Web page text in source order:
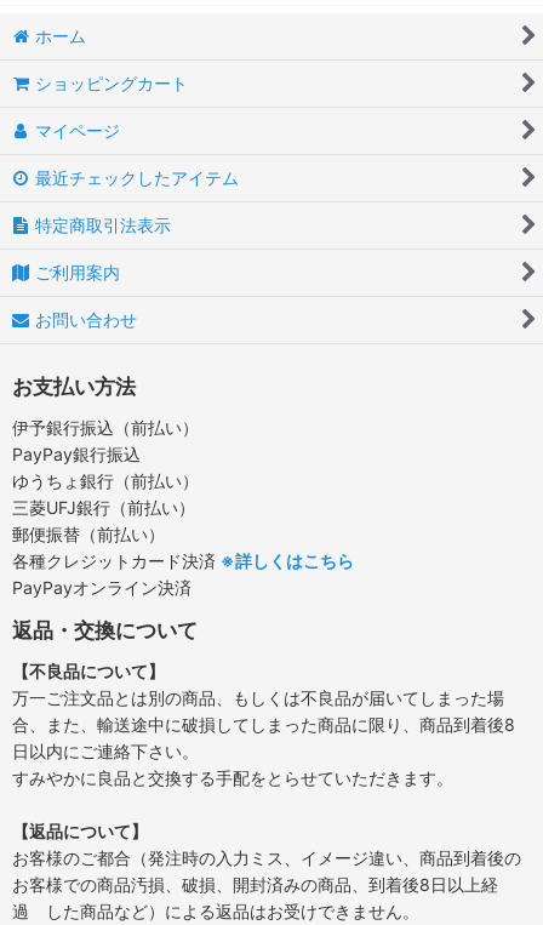
ホーム
ショッピングカート
マイページ
最近チェックしたアイテム
特定商取引法表示
ご利用案内
お問い合わせ
お支払い方法
伊予銀行振込（前払い）
PayPay銀行振込
ゆうちょ銀行（前払い）
三菱UFJ銀行（前払い）
郵便振替（前払い）
各種クレジットカード決済 ※詳しくはこちら
PayPayオンライン決済
返品・交換について
【不良品について】
万一ご注文品とは別の商品、もしくは不良品が届いてしまった場
合、また、輸送途中に破損してしまった商品に限り、商品到着後8
日以内にご連絡下さい。
すみやかに良品と交換する手配をとらせていただきます。
【返品について】
お客様のご都合（発注時の入力ミス、イメージ違い、商品到着後の
お客様での商品汚損、破損、開封済みの商品、到着後8日以上経
過 した商品など）による返品はお受けできません。